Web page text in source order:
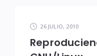
26 JULIO, 2010